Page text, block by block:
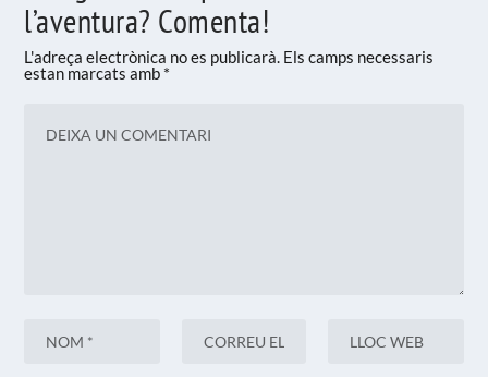
l’aventura? Comenta!
L'adreça electrònica no es publicarà. Els camps necessaris
estan marcats amb *